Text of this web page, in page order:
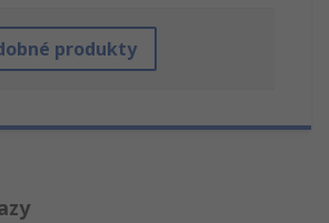
produkty